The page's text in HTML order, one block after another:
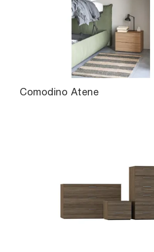
Comodino Atene